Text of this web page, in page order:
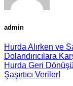
admin
Hurda Alırken ve
Dolandırıcılara
Hurda Geri
Şaşırtıcı Veriler!